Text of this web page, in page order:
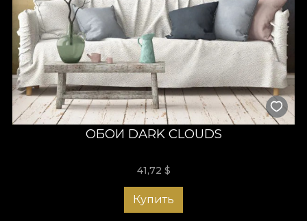
ОБОИ DARK CLOUDS
41,72 $
Купить